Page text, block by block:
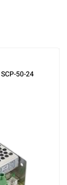
50-24